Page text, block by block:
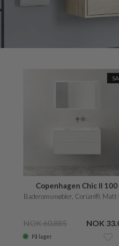
Copenhagen Chic II 100
Baderomsmøbler, Corian®, Matt
NOK 60.885 NOK
På lager